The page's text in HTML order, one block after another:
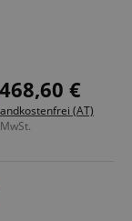
468,60 €
(AT)